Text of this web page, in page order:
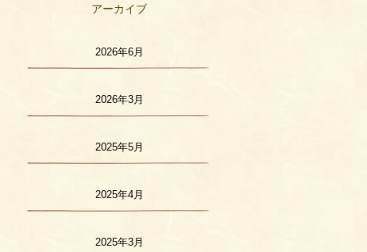
アーカイブ
2026年6月
2026年3月
2025年5月
2025年4月
2025年3月